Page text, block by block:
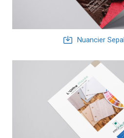
Nuancier